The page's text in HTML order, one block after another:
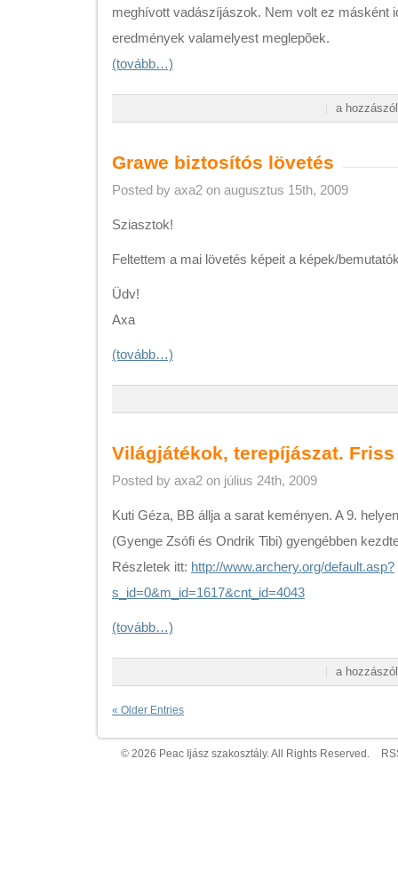
meghívott vadászíjászok. Nem volt ez másként
eredmények valamelyest meglepõek.
(tovább…)
H2H
a
Grawe biztosítós lövetés
Posted by axa2 on augusztus 15th, 2009
Sziasztok!
Feltettem a mai lövetés képeit a képek/
Üdv!
Axa
(tovább…)
Világjátékok, terepíjászat.
Posted by axa2 on július 24th, 2009
Kuti Géza, BB állja a sarat keményen. A 9.
(Gyenge Zsófi és Ondrik Tibi) gyengébben
Részletek itt: http://www.archery.org/default.asp?
s_id=0&m_id=1617&cnt_id=4043
(tovább…)
Világjátékok,
a
« Older Entries
© 2026 Peac Ijász szakosztály. All Rights Reserved.